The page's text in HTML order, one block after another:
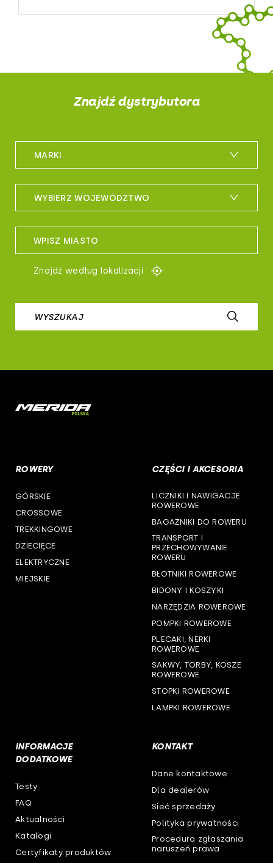
Znajdź dystrybutora
MARKI
m_bike
maxxis
sportful
controltech
airborne
cst
WYBIERZ WOJEWÓDZTWO
woj. dolnośląskie
woj. kujawsko-pomorskie
woj. opolskie
woj. podlaskie
woj. pomorskie
woj. śląskie
woj. warmińsko-mazurskie
WPISZ MIASTO
Znajdź według lokalizacji
WYSZUKAJ
ROWERY
GÓRSKIE
CROSSOWE
TREKKINGOWE
DZIECIĘCE
ELEKTRYCZNE
MIEJSKIE
CZĘŚCI I AKCESORIA
LICZNIKI I NAWIGACJE
ROWEROWE
BAGAŻNIKI DO ROWERU
TRANSPORT I
PRZECHOWYWANIE
ROWERU
BŁOTNIKI ROWEROWE
BIDONY I KOSZYKI
NARZĘDZIA ROWEROWE
POMPKI ROWEROWE
PLECAKI, NERKI
ROWEROWE
SAKWY, TORBY, KOSZE
ROWEROWE
STOPKI ROWEROWE
LAMPKI ROWEROWE
INFORMACJE
DODATKOWE
Testy
FAQ
Aktualności
Katalogi
Certyfikaty produktów
KONTAKT
Dane kontaktowe
Dla dealerów
Sieć sprzedaży
Polityka prywatności
Procedura zgłaszania
naruszeń prawa